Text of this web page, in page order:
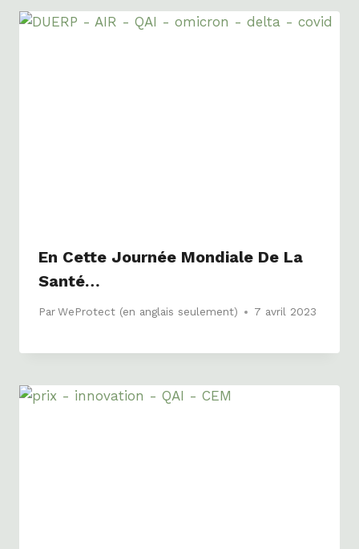
En Cette Journée Mondiale De La
Santé…
ParWeProtect (en anglais seulement) 7 avril 2023